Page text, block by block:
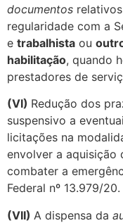
documentos
regularidade com a
e trabalhista ou
habilitação, quando
prestadores de
(VI) Redução dos
suspensivo a
licitações na
envolver a aquisição
combater a
Federal nº 13.979/20.
(VII) A dispensa da